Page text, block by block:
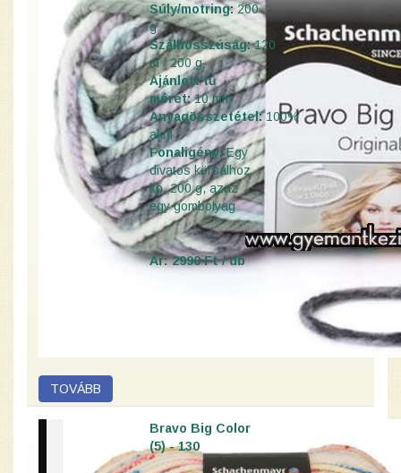
Súly/motring:200
g
Szálhosszúság:120
m / 200 g
Ajánlott tű
méret:10 mm
Anyagösszetétel:100%
akril
Fonaligény:Egy
divatos körsálhoz
kb. 200 g, azaz
egy gombolyag
Ár: 2990 Ft / db
Bravo Big Color
(5) - 130